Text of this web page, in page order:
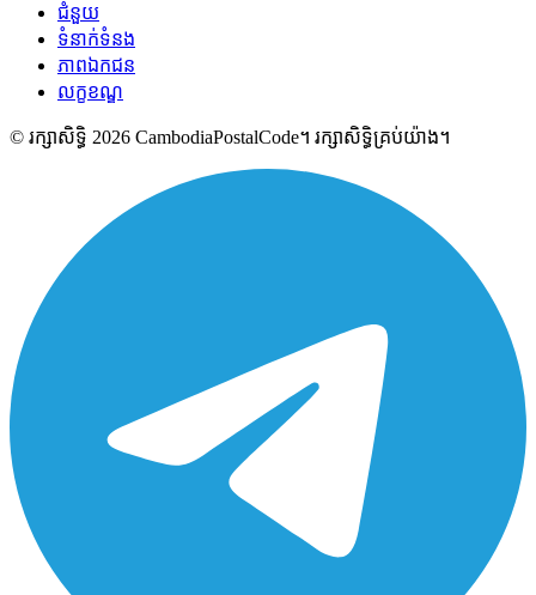
ជំនួយ
ទំនាក់ទំនង
ភាពឯកជន
លក្ខខណ្ឌ
© រក្សាសិទ្ធិ 2026 CambodiaPostalCode។ រក្សាសិទ្ធិគ្រប់យ៉ាង។